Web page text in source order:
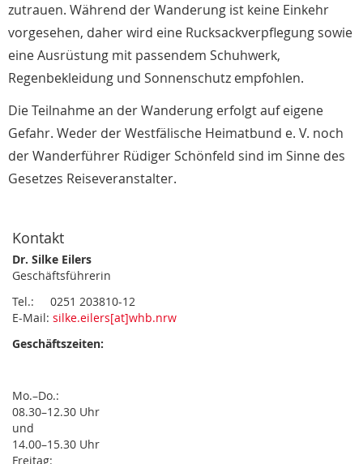
zutrauen. Während der Wanderung ist keine Einkehr
vorgesehen, daher wird eine Rucksackverpflegung sowie
eine Ausrüstung mit passendem Schuhwerk,
Regenbekleidung und Sonnenschutz empfohlen.
Die Teilnahme an der Wanderung erfolgt auf eigene
Gefahr. Weder der Westfälische Heimatbund e. V. noch
der Wanderführer Rüdiger Schönfeld sind im Sinne des
Gesetzes Reiseveranstalter.
Kontakt
Dr. Silke Eilers
Geschäftsführerin
Tel.: 0251 203810-12
E-Mail: silke.eilers[at]whb.nrw
Geschäftszeiten:
Mo.–Do.:
08.30–12.30 Uhr
und
14.00–15.30 Uhr
Freitag: